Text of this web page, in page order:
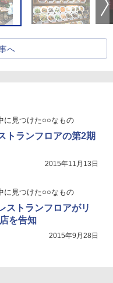
へ
に見つけた○○なもの
トランフロアの第2期
2015年11月13日
に見つけた○○なもの
ストランフロアがリ
を告知
2015年9月28日